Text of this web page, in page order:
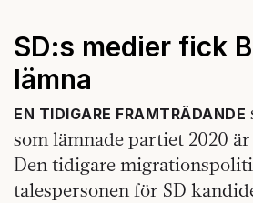
SD:s medier fick
lämna
EN TIDIGARE FRAMTRÄDANDE
som lämnade partiet 2020
Den tidigare
talespersonen för SD